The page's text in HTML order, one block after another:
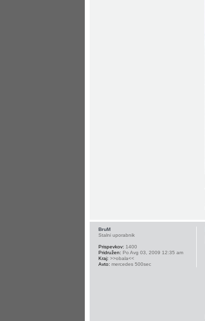
BruM
Stalni uporabnik
Prispevkov: 1400
Pridružen: Po Avg 03, 2009 12:35 am
Kraj: >>obala<<
Avto: mercedes 500sec